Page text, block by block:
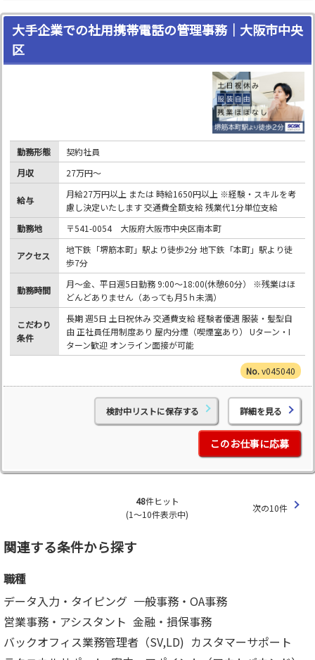
大手企業での社用携帯電話の管理事務｜大阪市中央
区
勤務形態
契約社員
月収
27万円～
給与
月給27万円以上 または 時給1650円以上 ※経験・スキルを考
慮し決定いたします 交通費全額支給 残業代1分単位支給
勤務地
〒541-0054 大阪府大阪市中央区南本町
アクセス
地下鉄「堺筋本町」駅より徒歩2分 地下鉄「本町」駅より徒
歩7分
勤務時間
月～金、平日週5日勤務 9:00～18:00(休憩60分） ※残業はほ
どんどありません（あっても月5ｈ未満）
こだわり
条件
長期 週5日 土日祝休み 交通費支給 経験者優遇 服装・髪型自
由 正社員任用制度あり 屋内分煙（喫煙室あり） Uターン・I
ターン歓迎 オンライン面接が可能
v045040
検討中リストに保存する 詳細を見る
このお仕事に応募
48件ヒット
(1～10件表示中)
次の10件
関連する条件から探す
職種
データ入力・タイピング 一般事務・OA事務
営業事務・アシスタント 金融・損保事務
バックオフィス業務管理者（SV,LD) カスタマーサポート